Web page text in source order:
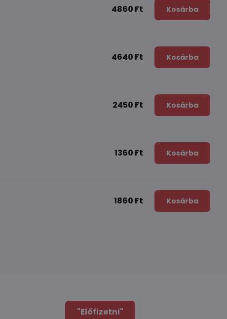
4860 Ft Kosárba
4640 Ft Kosárba
2450 Ft Kosárba
1360 Ft Kosárba
1860 Ft Kosárba
"Előfizetni"